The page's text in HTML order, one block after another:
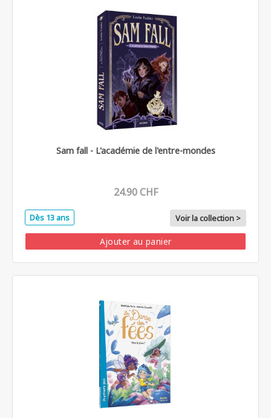
Sam fall - L'académie de l'entre-mondes
24.90 CHF
Dès 13 ans Voir la collection >
Ajouter au panier